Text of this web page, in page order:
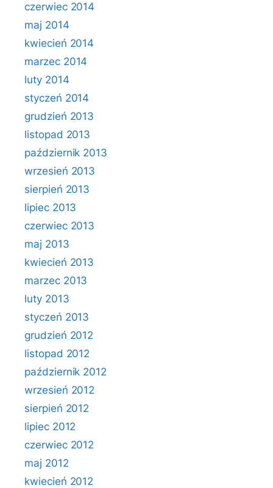
czerwiec 2014
maj 2014
kwiecień 2014
marzec 2014
luty 2014
styczeń 2014
grudzień 2013
listopad 2013
październik 2013
wrzesień 2013
sierpień 2013
lipiec 2013
czerwiec 2013
maj 2013
kwiecień 2013
marzec 2013
luty 2013
styczeń 2013
grudzień 2012
listopad 2012
październik 2012
wrzesień 2012
sierpień 2012
lipiec 2012
czerwiec 2012
maj 2012
kwiecień 2012